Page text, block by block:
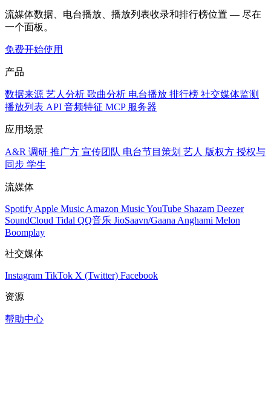
流媒体数据、电台播放、播放列表收录和排行榜位置 — 尽在
一个面板。
免费开始使用
产品
数据来源 艺人分析 歌曲分析 电台播放 排行榜 社交媒体监测
播放列表 API 音频特征 MCP 服务器
应用场景
A&R 调研 推广方 宣传团队 电台节目策划 艺人 版权方 授权与
同步 学生
流媒体
Spotify Apple Music Amazon MusicYouTube Shazam Deezer
SoundCloud Tidal QQ音乐 JioSaavn/Gaana Anghami Melon
Boomplay
社交媒体
Instagram TikTok X (Twitter) Facebook
资源
帮助中心